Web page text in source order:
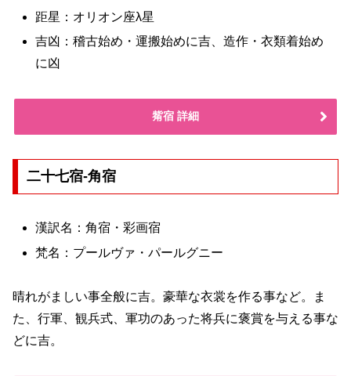
距星：オリオン座λ星
吉凶：稽古始め・運搬始めに吉、造作・衣類着始め
に凶
觜宿 詳細
二十七宿-角宿
漢訳名：角宿・彩画宿
梵名：プールヴァ・パールグニー
晴れがましい事全般に吉。豪華な衣裳を作る事など。ま
た、行軍、観兵式、軍功のあった将兵に褒賞を与える事な
どに吉。